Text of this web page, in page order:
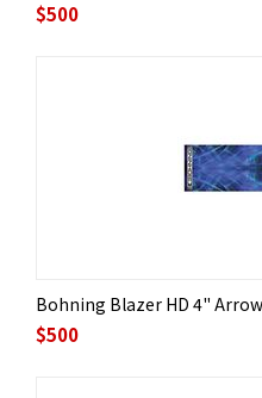
$500
Bohning Blazer HD 4"
$500